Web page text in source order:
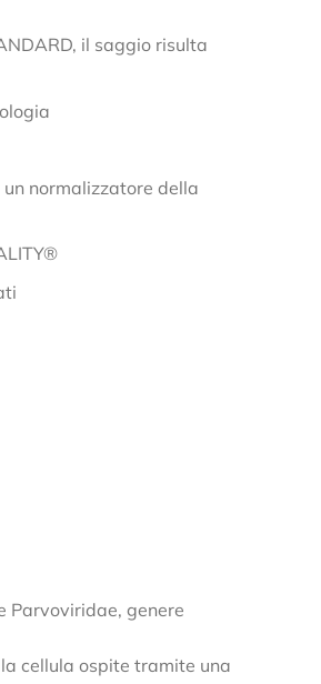
il saggio risulta
normalizzatore della
Parvoviridae, genere
cellula ospite tramite una